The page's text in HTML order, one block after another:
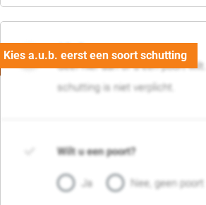
05. Poort
Geef hier aan of u een poort
schutting is niet verplicht.
Wilt u een poort?
Ja Nee, geen poort